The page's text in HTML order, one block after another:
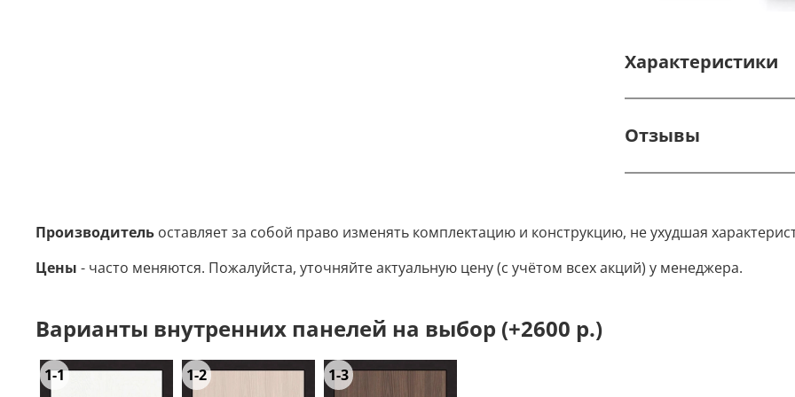
Характеристики
Отзывы
Производитель оставляет за собой право изменять комплектацию и конструкцию, не ухудшая
Цены - часто меняются. Пожалуйста, уточняйте актуальную цену (с учётом всех акций) у менеджера.
Варианты внутренних панелей на выбор (+2600 р.)
1-1 1-2 1-3